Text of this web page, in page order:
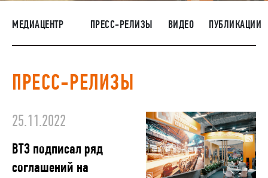
НАШИ ЛЮДИ
ОКРУЖАЮЩАЯ СРЕДА
ЗАКУПКИ
МЕДИАЦЕНТР ПРЕСС-РЕЛИЗЫ ВИДЕО ПУБЛИКАЦИИ
ПРЕСС-РЕЛИЗЫ
25.11.2022
ВТЗ подписал ряд
соглашений на